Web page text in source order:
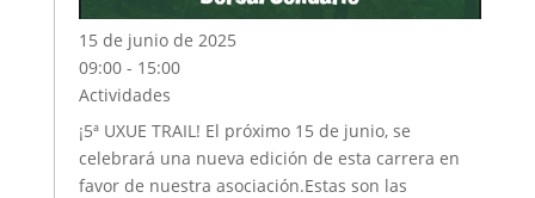
15 de junio de 2025
09:00 - 15:00
Actividades
¡5ª UXUE TRAIL! El próximo 15 de junio, se
celebrará una nueva edición de esta carrera en
favor de nuestra asociación.Estas son las